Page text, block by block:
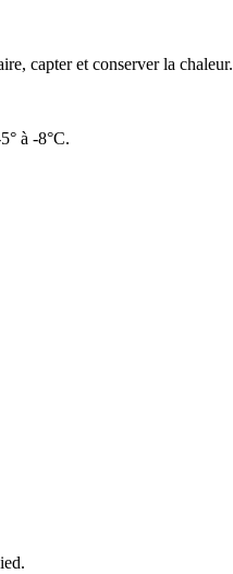
capter et conserver la chaleur.
à -8°C.